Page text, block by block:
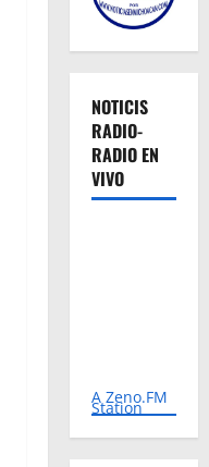
NOTICIS
RADIO-
RADIO EN
VIVO
A Zeno.FM
Station